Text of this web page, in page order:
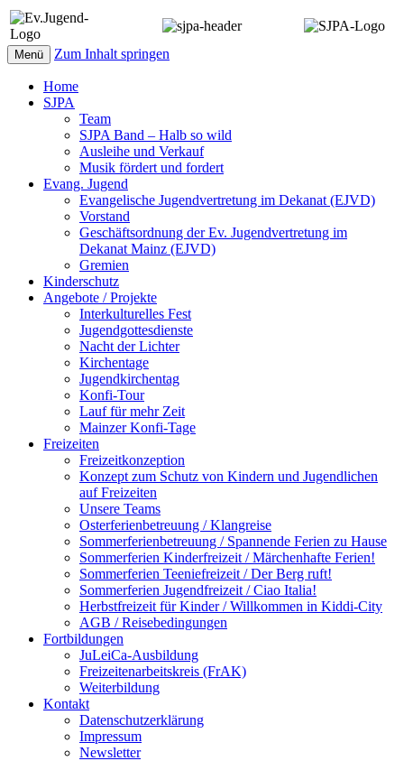
Menü Zum Inhalt springen
Home
SJPA
Team
SJPA Band – Halb so wild
Ausleihe und Verkauf
Musik fördert und fordert
Evang. Jugend
Evangelische Jugendvertretung im Dekanat (EJVD)
Vorstand
Geschäftsordnung der Ev. Jugendvertretung im
Dekanat Mainz (EJVD)
Gremien
Kinderschutz
Angebote / Projekte
Interkulturelles Fest
Jugendgottesdienste
Nacht der Lichter
Kirchentage
Jugendkirchentag
Konfi-Tour
Lauf für mehr Zeit
Mainzer Konfi-Tage
Freizeiten
Freizeitkonzeption
Konzept zum Schutz von Kindern und Jugendlichen
auf Freizeiten
Unsere Teams
Osterferienbetreuung / Klangreise
Sommerferienbetreuung / Spannende Ferien zu Hause
Sommerferien Kinderfreizeit / Märchenhafte Ferien!
Sommerferien Teeniefreizeit / Der Berg ruft!
Sommerferien Jugendfreizeit / Ciao Italia!
Herbstfreizeit für Kinder / Willkommen in Kiddi-City
AGB / Reisebedingungen
Fortbildungen
JuLeiCa-Ausbildung
Freizeitenarbeitskreis (FrAK)
Weiterbildung
Kontakt
Datenschutzerklärung
Impressum
Newsletter